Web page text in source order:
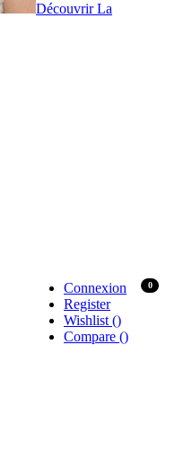
Découvrir La
Connexion
Register
Wishlist ()
Compare ()
0